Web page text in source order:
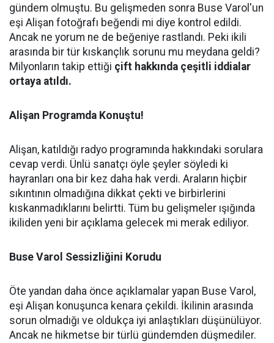
gündem olmuştu. Bu gelişmeden sonra Buse Varol'un
eşi Alişan fotoğrafı beğendi mi diye kontrol edildi.
Ancak ne yorum ne de beğeniye rastlandı. Peki ikili
arasında bir tür kıskançlık sorunu mu meydana geldi?
Milyonların takip ettiği çift hakkında çeşitli iddialar
ortaya atıldı.
Alişan Programda Konuştu!
Alişan, katıldığı radyo programında hakkındaki sorulara
cevap verdi. Ünlü sanatçı öyle şeyler söyledi ki
hayranları ona bir kez daha hak verdi. Araların hiçbir
sıkıntının olmadığına dikkat çekti ve birbirlerini
kıskanmadıklarını belirtti. Tüm bu gelişmeler ışığında
ikiliden yeni bir açıklama gelecek mi merak ediliyor.
Buse Varol Sessizliğini Korudu
Öte yandan daha önce açıklamalar yapan Buse Varol,
eşi Alişan konuşunca kenara çekildi. İkilinin arasında
sorun olmadığı ve oldukça iyi anlaştıkları düşünülüyor.
Ancak ne hikmetse bir türlü gündemden düşmediler.